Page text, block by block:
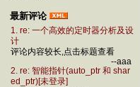
最新评论
1. re: 一个高效的定时器分析及设
计
评论内容较长,点击标题查看
--aaa
2. re: 智能指针(auto_ptr 和 shar
ed_ptr)[未登录]